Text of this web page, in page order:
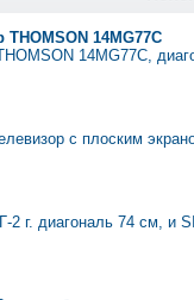
14MG77C
14MG77C,
с плоским
г. диагональ 74 см, и